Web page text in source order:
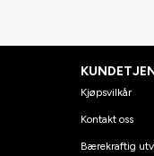
Kjøpsvilkår
Kontakt oss
Bærekraftig